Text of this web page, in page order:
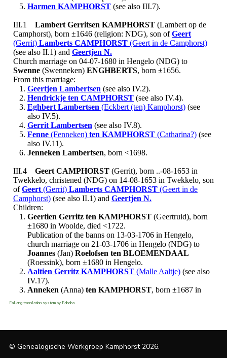
FaLang translation system by Faboba
© Genealogische Werkgroep Kamphorst 2026.